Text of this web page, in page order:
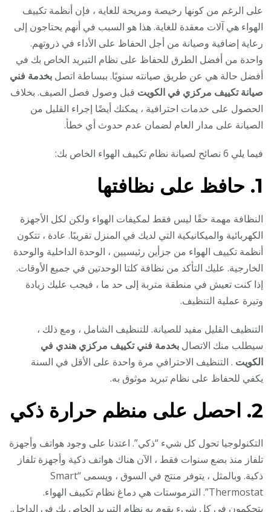
على الرغم من كونها رخيصة ومريحة للغاية ، فإن أنظمة تكييف
الهواء هي آلات معقدة للغاية. هذا هو السبب في أنهم يحتاجون إلى
رعاية إضافية وصيانة من أجل الحفاظ على الأداء في ذروتهم.
واحدة من أفضل الطرق للحفاظ على نظام التبريد الخاص بك في
أفضل حالة هي عن طريق صيانته سنويًا. ببساطة اتصلبخدمة فني
صيانة تكييف مركزي في الكويت قبل وصول فصل الصيف. بخلاف
الحصول على خدمات احترافية ، يمكنك أيضًا إجراء القليل من
الصيانة على مدار العام لضمان عدم حدوث أي خطأ.
فيما يلي 6 نصائح لصيانة نظام تكييف الهواء الخاص بك:
1. حافظ على نظافتها
النظافة مهمة حقًا ليس فقط لمكيفات الهواء ولكن لكل الأجهزة
الكهربائية والميكانيكية التي لديك في المنزل تقريبًا. عادة ، تتكون
أنظمة تكييف الهواء من جزأين رئيسيين ، الوحدة الداخلية والوحدة
الخارجية. عليك التأكد من نظافة كلتا الوحدتين في جميع الأوقات.
إذا كنت تعيش في منطقة متربة إلى حد ما ، فيجب عليك زيادة
وتيرة عملية التنظيف.
التنظيف القليل مفيد للصيانة. للتنظيف الشامل ، ومع ذلك ،
سيطلب منك الاتصالبخدمة فني تكييف مركزي هندي في
الكويت . التنظيف الاحترافي مرة واحدة على الأقل في السنة
يكفي للحفاظ على نظام تبريد موثوق به.
2. احصل على منظم حرارة ذكي
التكنولوجيا تحول كل شيء “ذكي”. اعتدنا على وجود هواتف وأجهزة
تلفاز منذ بضع سنوات فقط ، الآن هناك هواتف ذكية وأجهزة تلفاز
ذكية. وبالمثل ، يتوفر منتج في السوق ، ويسمى “Smart
Thermostat”. الترموستات هي دماغ نظام تكييف الهواء.
يتحكمون في كل شيء يقوم به نظام التبريد الخاص بك في الداخل.